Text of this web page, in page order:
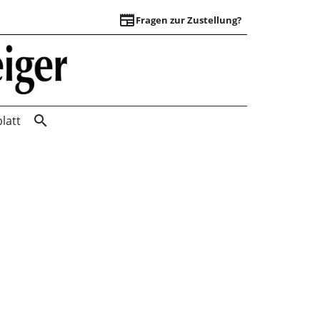
newspaperFragen zur Zustellung?
Suchergebnisse |
search